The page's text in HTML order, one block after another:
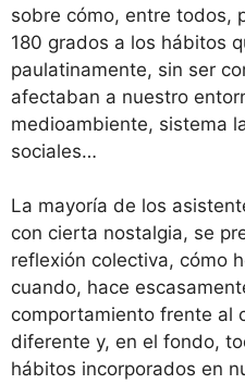
sobre cómo, entre todos,
180 grados a los hábitos
paulatinamente, sin ser
afectaban a nuestro
medioambiente, sistema
sociales…
La mayoría de los
con cierta nostalgia, se
reflexión colectiva, cómo
cuando, hace
comportamiento frente al
diferente y, en el fondo,
hábitos incorporados en